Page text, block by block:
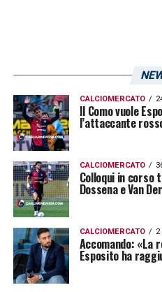
CALCIOMERCATO
Il Como vuole
l’attaccante
CALCIOMERCATO
Colloqui in corso
Dossena e Van
CALCIOMERCATO 2
Accomando:
Esposito ha